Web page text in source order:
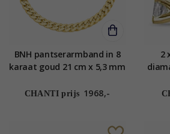
BNH pantserarmband in 8
karaat goud 21 cm x 5,3 mm
CHANTI prijs 1968,-
2